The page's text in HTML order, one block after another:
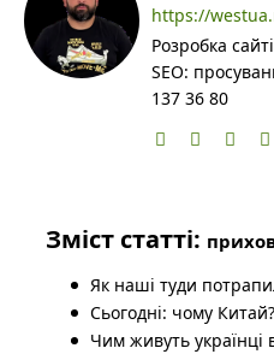
https://
Розробка
SEO:
137 36 80
Зміст статті:
Як наші туди
Сьогодні: чому Китай?
Чим живуть українці